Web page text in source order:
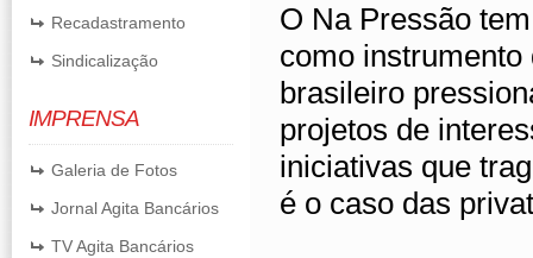
Recadastramento
Sindicalização
IMPRENSA
Galeria de Fotos
Jornal Agita Bancários
TV Agita Bancários
O Na Pressão
como
brasileiro
projetos de
iniciativas que
é o caso das